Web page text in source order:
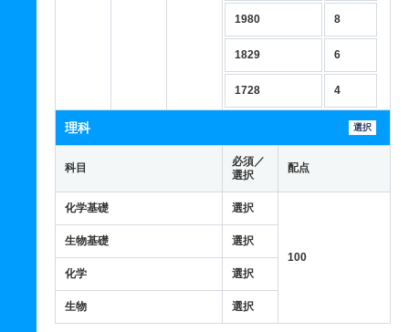
1980 8
1829 6
1728 4
理科 選択
科目
必須／
選択
配点
化学基礎 選択
100
生物基礎 選択
化学 選択
生物 選択